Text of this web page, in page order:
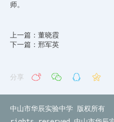
师。
上一篇：董晓霞
下一篇：邢军英
分享
中山市华辰实验中学 版权所